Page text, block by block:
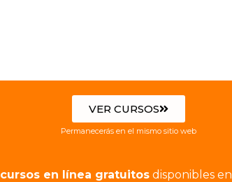
VER CURSOS
Permanecerás en el mismo sitio web
cursos en línea gratuitos disponibles en